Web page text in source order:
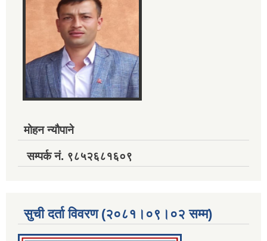
मोहन न्यौपाने
सम्पर्क नं. ९८५२६८१६०९
सुची दर्ता विवरण (२०८१।०९।०२ सम्म)